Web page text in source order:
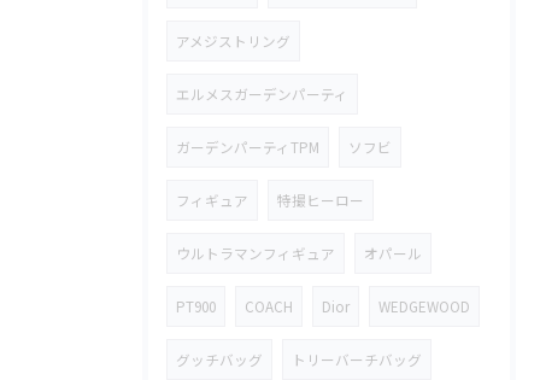
アメジストリング
エルメスガーデンパーティ
ガーデンパーティTPM ソフビ
フィギュア 特撮ヒーロー
ウルトラマンフィギュア オパール
PT900 COACH Dior WEDGEWOOD
グッチバッグ トリーバーチバッグ